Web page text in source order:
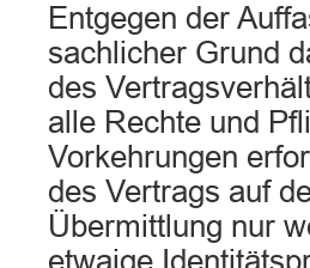
Entgegen der
sachlicher Grund
des
alle Rechte und
Vorkehrungen
des Vertrags auf
Übermittlung nur
etwaige